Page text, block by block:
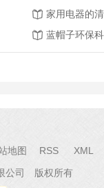
地图 RSS
XML
公司 版权所有